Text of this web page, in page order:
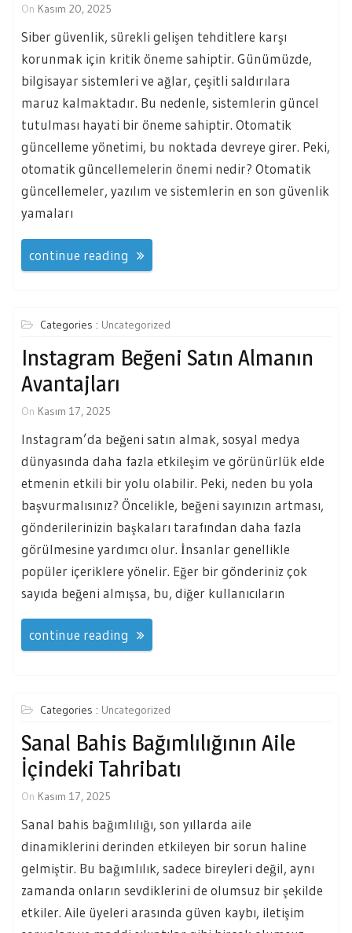
On Kasım 20, 2025
Siber güvenlik, sürekli gelişen tehditlere karşı
korunmak için kritik öneme sahiptir. Günümüzde,
bilgisayar sistemleri ve ağlar, çeşitli saldırılara
maruz kalmaktadır. Bu nedenle, sistemlerin güncel
tutulması hayati bir öneme sahiptir. Otomatik
güncelleme yönetimi, bu noktada devreye girer. Peki,
otomatik güncellemelerin önemi nedir? Otomatik
güncellemeler, yazılım ve sistemlerin en son güvenlik
yamaları
continue reading
Categories : Uncategorized
Instagram Beğeni Satın Almanın
Avantajları
On Kasım 17, 2025
Instagram’da beğeni satın almak, sosyal medya
dünyasında daha fazla etkileşim ve görünürlük elde
etmenin etkili bir yolu olabilir. Peki, neden bu yola
başvurmalısınız? Öncelikle, beğeni sayınızın artması,
gönderilerinizin başkaları tarafından daha fazla
görülmesine yardımcı olur. İnsanlar genellikle
popüler içeriklere yönelir. Eğer bir gönderiniz çok
sayıda beğeni almışsa, bu, diğer kullanıcıların
continue reading
Categories : Uncategorized
Sanal Bahis Bağımlılığının Aile
İçindeki Tahribatı
On Kasım 17, 2025
Sanal bahis bağımlılığı, son yıllarda aile
dinamiklerini derinden etkileyen bir sorun haline
gelmiştir. Bu bağımlılık, sadece bireyleri değil, aynı
zamanda onların sevdiklerini de olumsuz bir şekilde
etkiler. Aile üyeleri arasında güven kaybı, iletişim